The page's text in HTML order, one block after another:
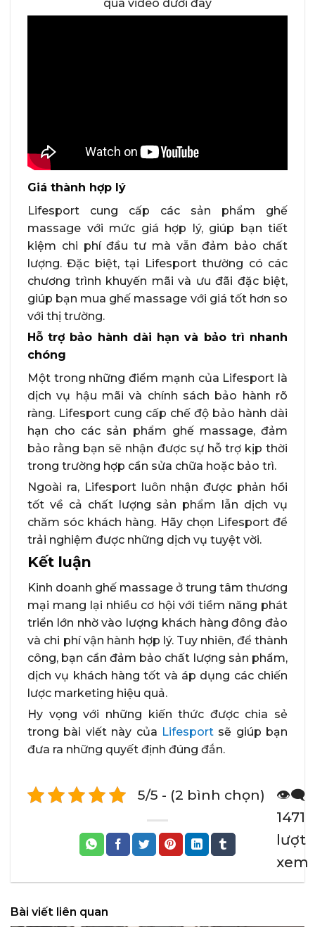
qua video dưới đây
Giá thành hợp lý
Lifesport cung cấp các sản phẩm ghế
massage với mức giá hợp lý, giúp bạn tiết
kiệm chi phí đầu tư mà vẫn đảm bảo chất
lượng. Đặc biệt, tại Lifesport thường có các
chương trình khuyến mãi và ưu đãi đặc biệt,
giúp bạn mua ghế massage với giá tốt hơn so
với thị trường.
Hỗ trợ bảo hành dài hạn và bảo trì nhanh
chóng
Một trong những điểm mạnh của Lifesport là
dịch vụ hậu mãi và chính sách bảo hành rõ
ràng. Lifesport cung cấp chế độ bảo hành dài
hạn cho các sản phẩm ghế massage, đảm
bảo rằng bạn sẽ nhận được sự hỗ trợ kịp thời
trong trường hợp cần sửa chữa hoặc bảo trì.
Ngoài ra, Lifesport luôn nhận được phản hồi
tốt về cả chất lượng sản phẩm lẫn dịch vụ
chăm sóc khách hàng. Hãy chọn Lifesport để
trải nghiệm được những dịch vụ tuyệt vời.
Kết luận
Kinh doanh ghế massage ở trung tâm thương
mại mang lại nhiều cơ hội với tiềm năng phát
triển lớn nhờ vào lượng khách hàng đông đảo
và chi phí vận hành hợp lý. Tuy nhiên, để thành
công, bạn cần đảm bảo chất lượng sản phẩm,
dịch vụ khách hàng tốt và áp dụng các chiến
lược marketing hiệu quả.
Hy vọng với những kiến thức được chia sẻ
trong bài viết này của Lifesportsẽ giúp bạn
đưa ra những quyết định đúng đắn.
5/5 - (2 bình chọn)
👁️‍🗨️
1471
lượt
xem
Bài viết liên quan